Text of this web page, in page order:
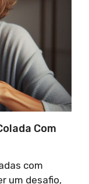
Com
com
um desafio,